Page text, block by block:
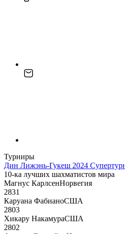
Турниры
Дин Лижэнь-Гукеш 2024
10-ка лучших шахматистов мира
Магнус КарлсенНорвегия
2831
Каруана ФабианоСША
2803
Хикару НакамураСША
2802